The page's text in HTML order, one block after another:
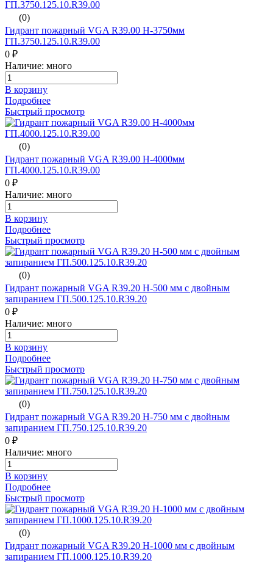
(0)
Гидрант пожарный VGA R39.00 H-3750мм
ГП.3750.125.10.R39.00
0 ₽
Наличие: много
В корзину
Подробнее
Быстрый просмотр
(0)
Гидрант пожарный VGA R39.00 H-4000мм
ГП.4000.125.10.R39.00
0 ₽
Наличие: много
В корзину
Подробнее
Быстрый просмотр
(0)
Гидрант пожарный VGA R39.20 H-500 мм с двойным
запиранием ГП.500.125.10.R39.20
0 ₽
Наличие: много
В корзину
Подробнее
Быстрый просмотр
(0)
Гидрант пожарный VGA R39.20 H-750 мм с двойным
запиранием ГП.750.125.10.R39.20
0 ₽
Наличие: много
В корзину
Подробнее
Быстрый просмотр
(0)
Гидрант пожарный VGA R39.20 H-1000 мм с двойным
запиранием ГП.1000.125.10.R39.20